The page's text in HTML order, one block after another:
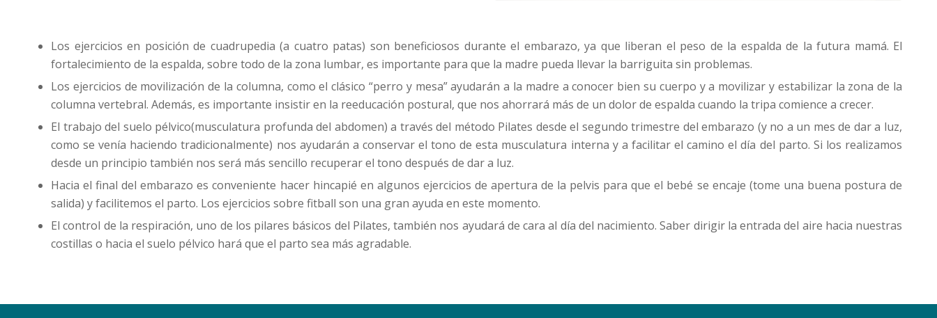
Los ejercicios en posición de cuadrupedia (a cuatro patas) son beneficiosos durante el embarazo, ya que liberan el peso de la espalda de la futura mamá. El
fortalecimiento de la espalda, sobre todo de la zona lumbar, es importante para que la madre pueda llevar la barriguita sin problemas.
Los ejercicios de movilización de la columna, como el clásico “perro y mesa” ayudarán a la madre a conocer bien su cuerpo y a movilizar y estabilizar la zona de la
columna vertebral. Además, es importante insistir en la reeducación postural, que nos ahorrará más de un dolor de espalda cuando la tripa comience a crecer.
El trabajo del suelo pélvico(musculatura profunda del abdomen) a través del método Pilates desde el segundo trimestre del embarazo (y no a un mes de dar a luz,
como se venía haciendo tradicionalmente) nos ayudarán a conservar el tono de esta musculatura interna y a facilitar el camino el día del parto. Si los realizamos
desde un principio también nos será más sencillo recuperar el tono después de dar a luz.
Hacia el final del embarazo es conveniente hacer hincapié en algunos ejercicios de apertura de la pelvis para que el bebé se encaje (tome una buena postura de
salida) y facilitemos el parto. Los ejercicios sobre fitball son una gran ayuda en este momento.
El control de la respiración, uno de los pilares básicos del Pilates, también nos ayudará de cara al día del nacimiento. Saber dirigir la entrada del aire hacia nuestras
costillas o hacia el suelo pélvico hará que el parto sea más agradable.